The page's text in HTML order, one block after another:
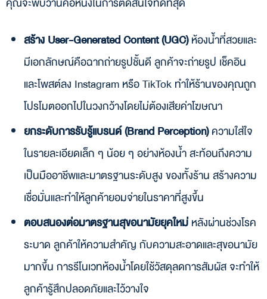
สร้าง User-Generated Content (UGC)ห้องน้ำที่สวยและ
มีเอกลักษณ์คือฉากถ่ายรูปชั้นดี ลูกค้าจะถ่ายรูป เช็คอิน
และโพสต์ลง Instagram หรือ TikTok ทำให้ร้านของคุณถูก
โปรโมตออกไปในวงกว้างโดยไม่ต้องเสียค่าโฆษณา
ยกระดับการรับรู้แบรนด์ (Brand Perception)ความใส่ใจ
ในรายละเอียดเล็ก ๆ น้อย ๆ อย่างห้องน้ำ สะท้อนถึงความ
เป็นมืออาชีพและมาตรฐานระดับสูง ของทั้งร้าน สร้างความ
เชื่อมั่นและทำให้ลูกค้ายอมจ่ายในราคาที่สูงขึ้น
ตอบสนองต่อมาตรฐานสุขอนามัยยุคใหม่หลังผ่านช่วงโรค
ระบาด ลูกค้าให้ความสำคัญ กับความสะอาดและสุขอนามัย
มากขึ้น การรีโนเวทห้องน้ำโดยใช้วัสดุลดการสัมผัส จะทำให้
ลูกค้ารู้สึกปลอดภัยและไว้วางใจ